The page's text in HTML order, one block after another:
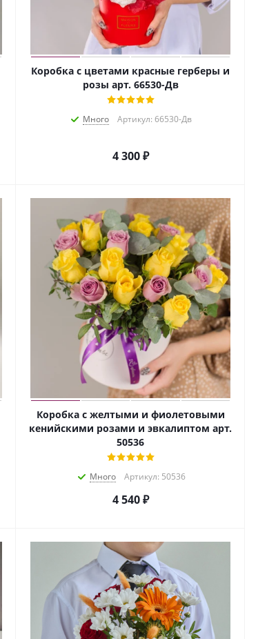
Коробка с цветами красные герберы и
розы арт. 66530-Дв
Много Артикул: 66530-Дв
4 300₽
Коробка с желтыми и фиолетовыми
кенийскими розами и эвкалиптом арт.
50536
Много Артикул: 50536
4 540₽